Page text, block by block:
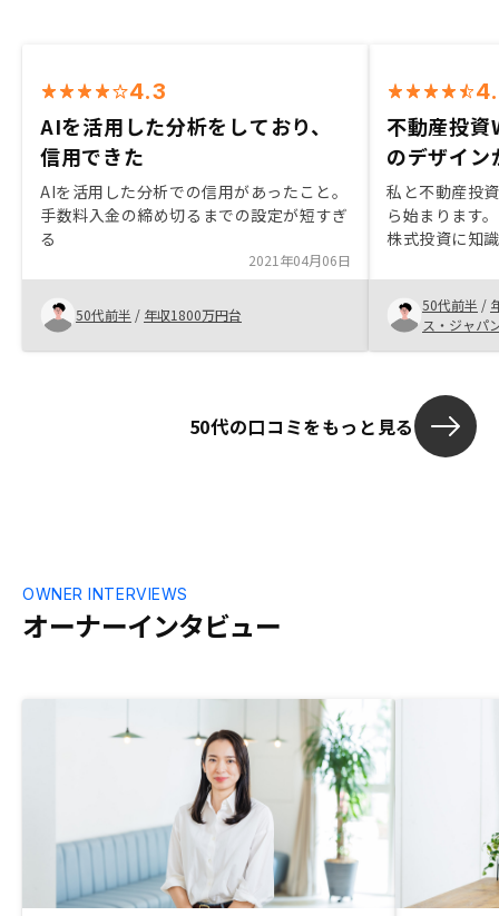
4.3
AIを活用した分析をしており、
信用できた
AIを活用した分析での信用があったこと。
手数料入金の締め切るまでの設定が短すぎ
る
2021年04月06日
50代前半 / 年収1800万円台
不動産投
のデザイン
私と不動産投
ら始まります
株式投資に知
散しておりま
ありながらそ
界があり、
ない、そして
究した結果購
っかけです。
簡単に確認で
50代前半 /
ス・ジャパ
50代の口コミをもっと見る
オーナーインタビュー
OWNER INTERVIEWS